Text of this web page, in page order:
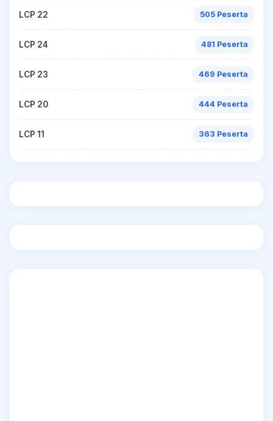
LCP 22 505 Peserta
LCP 24 481 Peserta
LCP 23 469 Peserta
LCP 20 444 Peserta
LCP 11 363 Peserta